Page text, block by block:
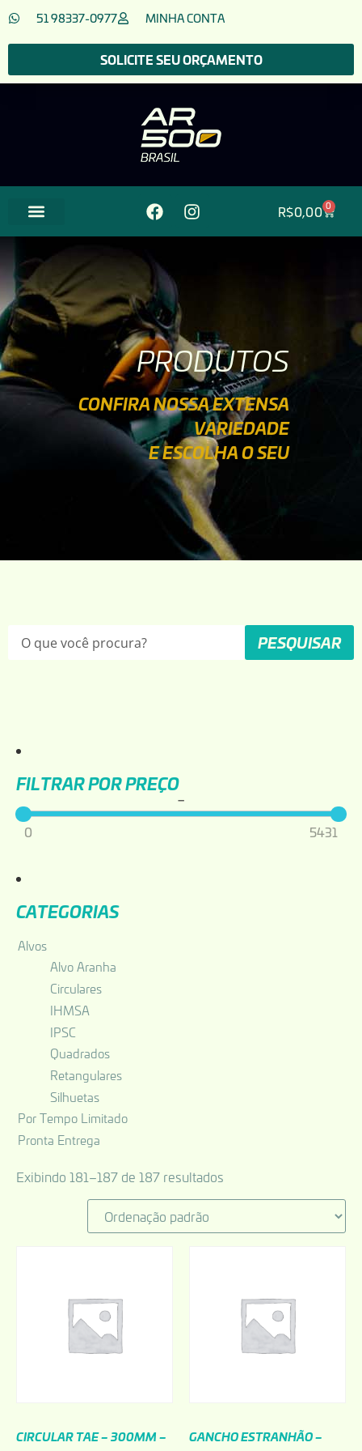
51 98337-0977 MINHA CONTA
SOLICITE SEU ORÇAMENTO
R$0,00 0
PRODUTOS
CONFIRA NOSSA EXTENSA
VARIEDADE
E ESCOLHA O SEU
PESQUISAR
Filtrar por Preço
–
0 5431
Categorias
Alvos
Alvo Aranha
Circulares
IHMSA
IPSC
Quadrados
Retangulares
Silhuetas
Por Tempo Limitado
Pronta Entrega
Exibindo 181–187 de 187 resultados
CIRCULAR TAE – 300MM –
GANCHO ESTRANHÃO –